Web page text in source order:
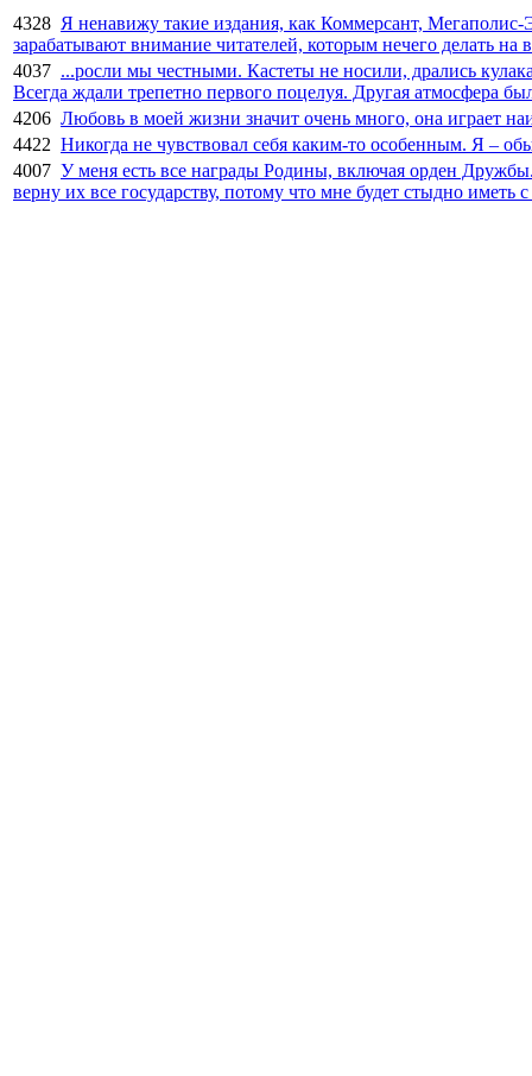
4328 Я ненавижу такие издания, как Коммерсант, Мегаполис-
зарабатывают внимание читателей, которым нечего делать на
4037 ...росли мы честными. Кастеты не носили, дрались
Всегда ждали трепетно первого поцелуя. Другая атмосфера
4206 Любовь в моей жизни значит очень много, она играет
4422 Никогда не чувствовал себя каким-то особенным. Я –
4007 У меня есть все награды Родины, включая орден
верну их все государству, потому что мне будет стыдно